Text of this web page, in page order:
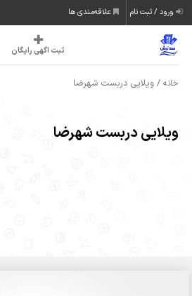
ورود / ثبت نام علاقه‌مندی ها
ثبت اگهی رایگان
خانه / ویلایی دربست شهرضا
ویلایی دربست شهرضا